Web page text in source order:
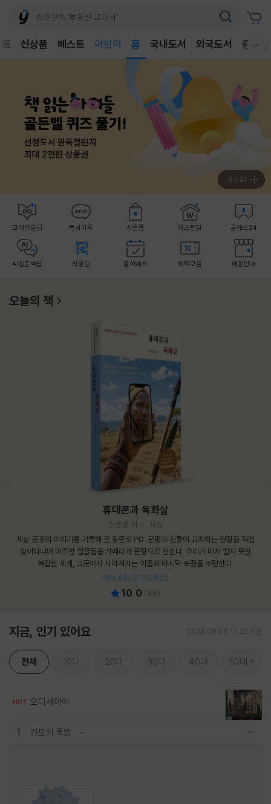
신상품 베스트
독후감
홈 국내도서 외국도서 중고샵
5 / 21
크레마클럽 독서기록 사은품 예스펀딩 클래스24
AI일문백답 리딩런 출석체크 혜택모음 매장안내
오늘의 책
휴대폰과 독화살
장준호 저
시월
세상 곳곳의 이야기를 기록해 온 장준호 PD. 문명과 전통이 교차하는 현장을 직접
찾아다니며 마주한 얼굴들을 카메라와 문장으로 전한다. 우리가 미처 알지 못한
복잡한 세계, 그곳에서 사라져가는 이들의 마지막 표정을 조명한다.
엽서 8종(포인트차감)
10.0 (46)
지금, 인기 있어요 2026.08.06 17:22 기준
전체 10대 20대 30대 40대 50대
HOT 오디세이아
1 긴토키 룩업